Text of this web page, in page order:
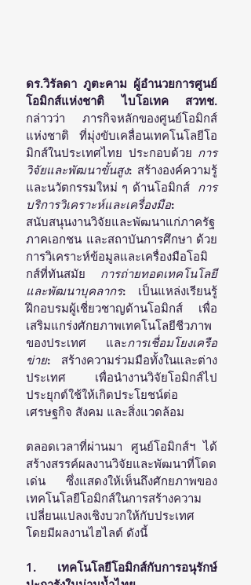
ดร.วิรัลดา ภูตะคาม ผู้อำนวยการศูนย์
โอมิกส์แห่งชาติ ไบโอเทค สวทช.
กล่าวว่า ภารกิจหลักของศูนย์โอมิกส์
แห่งชาติ ที่มุ่งขับเคลื่อนเทคโนโลยีโอ
มิกส์ในประเทศไทย ประกอบด้วย การ
วิจัยและพัฒนาขั้นสูง: สร้างองค์ความรู้
และนวัตกรรมใหม่ ๆ ด้านโอมิกส์ การ
บริการวิเคราะห์และเครื่องมือ:
สนับสนุนงานวิจัยและพัฒนาแก่ภาครัฐ
ภาคเอกชน และสถาบันการศึกษา ด้วย
การวิเคราะห์ข้อมูลและเครื่องมือโอมิ
กส์ที่ทันสมัย การถ่ายทอดเทคโนโลยี
และพัฒนาบุคลากร: เป็นแหล่งเรียนรู้
ฝึกอบรมผู้เชี่ยวชาญด้านโอมิกส์ เพื่อ
เสริมแกร่งศักยภาพเทคโนโลยีชีวภาพ
ของประเทศ  และการเชื่อมโยงเครือ
ข่าย: สร้างความร่วมมือทั้งในและต่าง
ประเทศ เพื่อนำงานวิจัยโอมิกส์ไป
ประยุกต์ใช้ให้เกิดประโยชน์ต่อ
เศรษฐกิจ สังคม และสิ่งแวดล้อม
ตลอดเวลาที่ผ่านมา ศูนย์โอมิกส์ฯ ได้
สร้างสรรค์ผลงานวิจัยและพัฒนาที่โดด
เด่น ซึ่งแสดงให้เห็นถึงศักยภาพของ
เทคโนโลยีโอมิกส์ในการสร้างความ
เปลี่ยนแปลงเชิงบวกให้กับประเทศ
โดยมีผลงานไฮไลต์ ดังนี้
1. เทคโนโลยีโอมิกส์กับการอนุรักษ์